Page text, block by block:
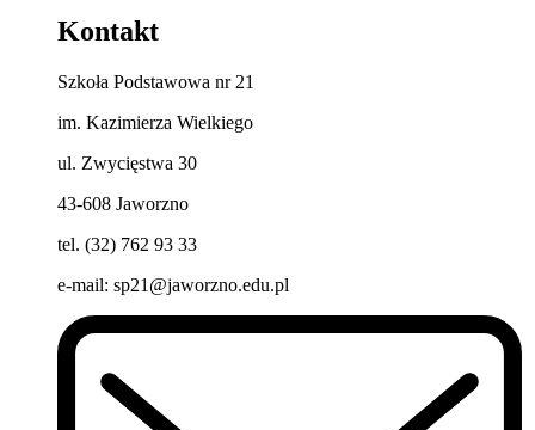
Kontakt
Szkoła Podstawowa nr 21
im. Kazimierza Wielkiego
ul. Zwycięstwa 30
43-608 Jaworzno
tel. (32) 762 93 33
e-mail: sp21@jaworzno.edu.pl